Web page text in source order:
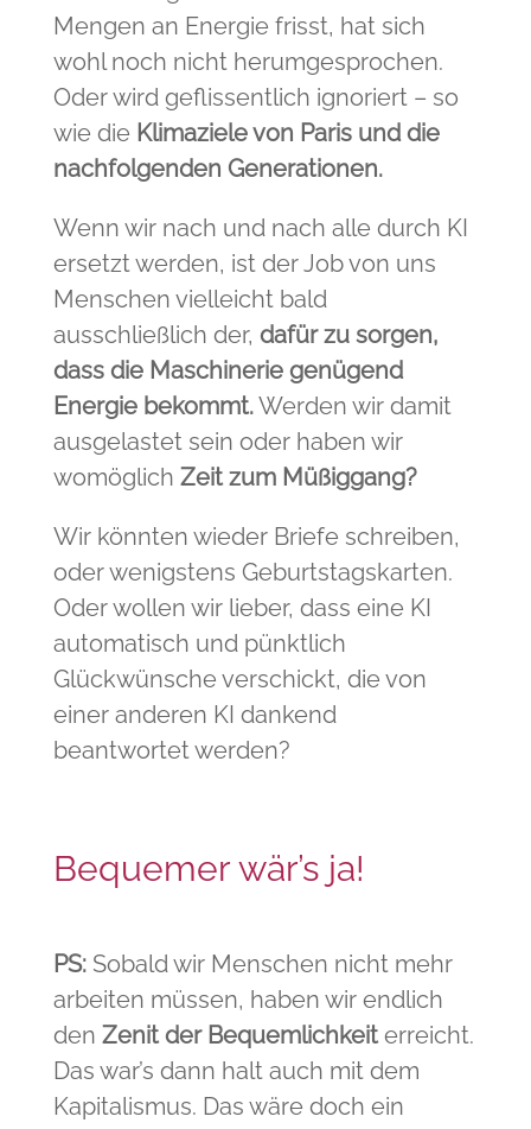
Mengen an Energie frisst, hat sich
wohl noch nicht herumgesprochen.
Oder wird geflissentlich ignoriert – so
wie die Klimaziele von Paris und die
nachfolgenden Generationen.
Wenn wir nach und nach alle durch KI
ersetzt werden, ist der Job von uns
Menschen vielleicht bald
ausschließlich der, dafür zu sorgen,
dass die Maschinerie genügend
Energie bekommt.Werden wir damit
ausgelastet sein oder haben wir
womöglich Zeit zum Müßiggang?
Wir könnten wieder Briefe schreiben,
oder wenigstens Geburtstagskarten.
Oder wollen wir lieber, dass eine KI
automatisch und pünktlich
Glückwünsche verschickt, die von
einer anderen KI dankend
beantwortet werden?
Bequemer wär’s ja!
PS:Sobald wir Menschen nicht mehr
arbeiten müssen, haben wir endlich
den Zenit der Bequemlichkeiterreicht.
Das war’s dann halt auch mit dem
Kapitalismus. Das wäre doch ein